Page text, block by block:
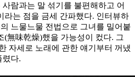
람과는 말 섞기를 불편해하고 어
라는 점을 금세 간파했다. 인터뷰하
느물느물 전법으로 그녀를 밀어붙
(無味乾燥)했을 가능성이 컸다. 그
자세로 노래에 관한 얘기부터 꺼냈
렸다.